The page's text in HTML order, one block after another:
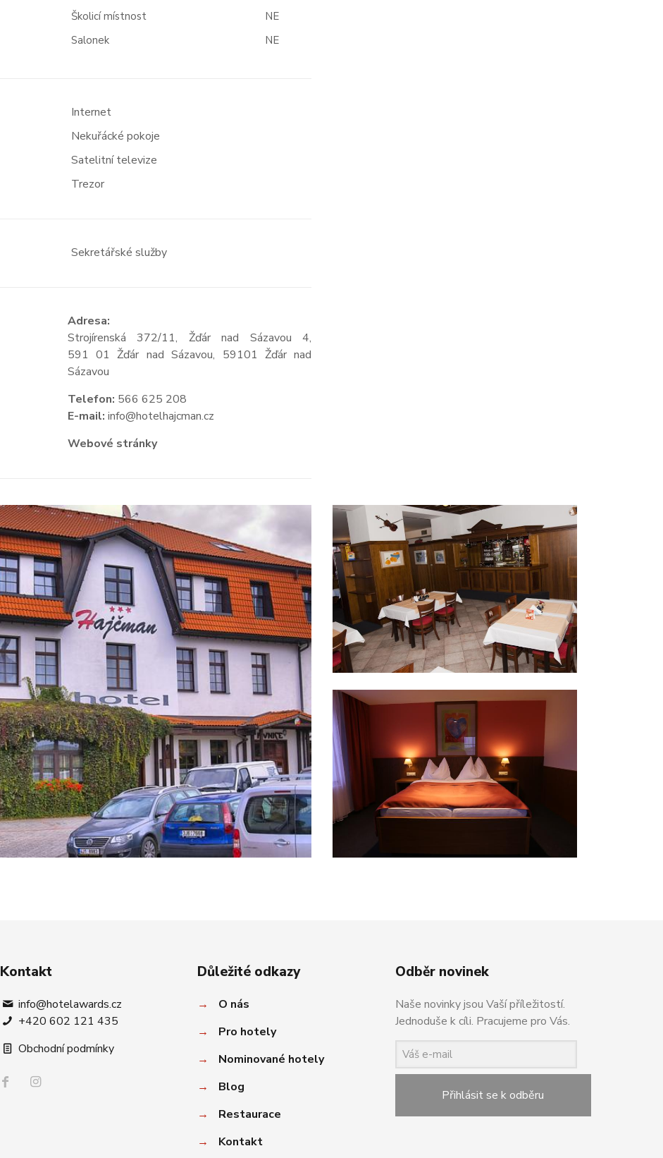
Školicí místnost
NE
Salonek
NE
Internet
Nekuřácké pokoje
Satelitní televize
Trezor
Sekretářské služby
Adresa:
Strojírenská 372/11, Žďár nad Sázavou 4,
591 01 Žďár nad Sázavou, 59101 Žďár nad
Sázavou
Telefon: 566 625 208
E-mail: info@hotelhajcman.cz
Webové stránky
Kontakt
info@hotelawards.cz
+420 602 121 435
Obchodní podmínky
Důležité odkazy
→
O nás
→
Pro hotely
→
Nominované hotely
→
Blog
→
Restaurace
→
Kontakt
Odběr novinek
Naše novinky jsou Vaší příležitostí.
Jednoduše k cíli. Pracujeme pro Vás.
Přihlásit se k odběru